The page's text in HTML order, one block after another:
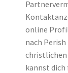
online
nach
christlichen
kannst dich